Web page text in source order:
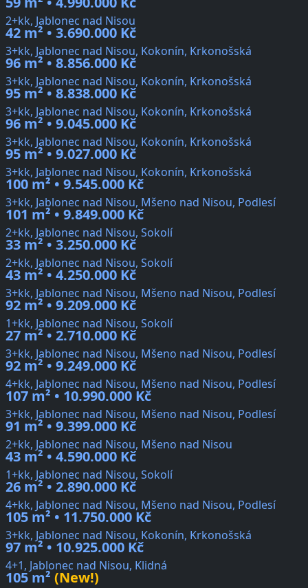
2+kk, Jablonec nad Nisou
42 m² • 3.690.000 Kč
3+kk, Jablonec nad Nisou, Kokonín, Krkonošská
96 m² • 8.856.000 Kč
3+kk, Jablonec nad Nisou, Kokonín, Krkonošská
95 m² • 8.838.000 Kč
3+kk, Jablonec nad Nisou, Kokonín, Krkonošská
96 m² • 9.045.000 Kč
3+kk, Jablonec nad Nisou, Kokonín, Krkonošská
95 m² • 9.027.000 Kč
3+kk, Jablonec nad Nisou, Kokonín, Krkonošská
100 m² • 9.545.000 Kč
3+kk, Jablonec nad Nisou, Mšeno nad Nisou, Podlesí
101 m² • 9.849.000 Kč
2+kk, Jablonec nad Nisou, Sokolí
33 m² • 3.250.000 Kč
2+kk, Jablonec nad Nisou, Sokolí
43 m² • 4.250.000 Kč
3+kk, Jablonec nad Nisou, Mšeno nad Nisou, Podlesí
92 m² • 9.209.000 Kč
1+kk, Jablonec nad Nisou, Sokolí
27 m² • 2.710.000 Kč
3+kk, Jablonec nad Nisou, Mšeno nad Nisou, Podlesí
92 m² • 9.249.000 Kč
4+kk, Jablonec nad Nisou, Mšeno nad Nisou, Podlesí
107 m² • 10.990.000 Kč
3+kk, Jablonec nad Nisou, Mšeno nad Nisou, Podlesí
91 m² • 9.399.000 Kč
2+kk, Jablonec nad Nisou, Mšeno nad Nisou
43 m² • 4.590.000 Kč
1+kk, Jablonec nad Nisou, Sokolí
26 m² • 2.890.000 Kč
4+kk, Jablonec nad Nisou, Mšeno nad Nisou, Podlesí
105 m² • 11.750.000 Kč
3+kk, Jablonec nad Nisou, Kokonín, Krkonošská
97 m² • 10.925.000 Kč
4+1, Jablonec nad Nisou, Klidná
105 m² (New!)